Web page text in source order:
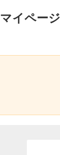
マイペー